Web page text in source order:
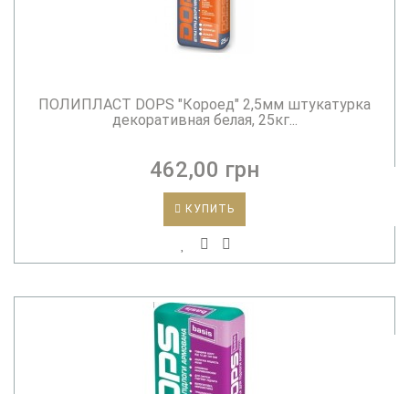
ПОЛИПЛАСТ DOPS "Короед" 2,5мм штукатурка
декоративная белая, 25кг...
462,00 грн
КУПИТЬ